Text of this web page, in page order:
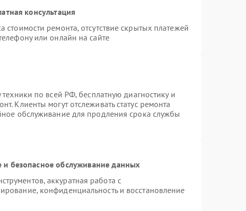
консультация
ремонта, отсутствие скрытых платежей
или онлайн на сайте
по всей РФ, бесплатную диагностику и
Клиенты могут отслеживать статус ремонта
обслуживание для продления срока службы
безопасное обслуживание данных
аккуратная работа с
конфиденциальность и восстановление